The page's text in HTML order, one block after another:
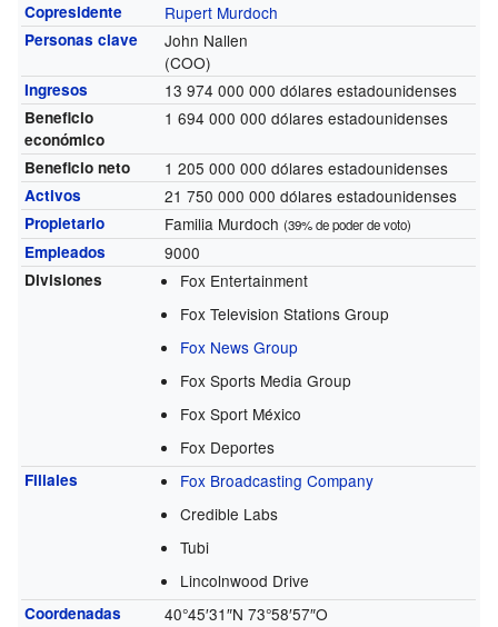
Copresidente Rupert Murdoch
Personas clave
John Nallen
(COO)
Ingresos 13 974 000 000 dólares estadounidenses
Beneficio
económico
1 694 000 000 dólares estadounidenses
Beneficio neto 1 205 000 000 dólares estadounidenses
Activos 21 750 000 000 dólares estadounidenses
Propietario Familia Murdoch(39% de poder de voto)
Empleados 9000
Divisiones
Fox Entertainment
Fox Television Stations Group
Fox News Group
Fox Sports Media Group
Fox Sport México
Fox Deportes
Filiales
Fox Broadcasting Company
Credible Labs
Tubi
Lincolnwood Drive
Coordenadas 40°45′31″N 73°58′57″O